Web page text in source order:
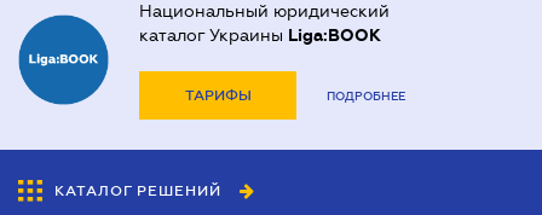
Национальный юридический
каталог Украины Liga:BOOK
ТАРИФЫ ПОДРОБНЕЕ
КАТАЛОГ РЕШЕНИЙ